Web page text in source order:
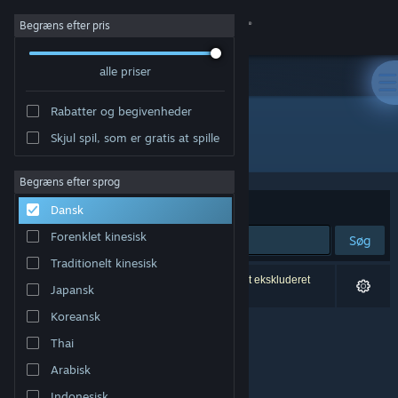
Log på
Om
Support
Skift sprog
Hent Steam-mobilappen
Vis desktop-webside
Begræns efter pris
alle priser
Rabatter og begivenheder
Skjul spil, som er gratis at spille
Begræns efter sprog
Dansk
Forenklet kinesisk
Traditionelt kinesisk
Japansk
Koreansk
Thai
Arabisk
Udgiver: Digital Eel
Sorter efter Relevans
Søg
0 resultater matcher din søgning. 6 titler er blevet ekskluderet
baseret på dine præferencer.